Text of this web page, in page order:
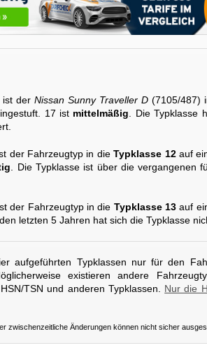
ist der Nissan Sunny Traveller D (7105/487)
17 ist mittelmäßig . Die Typklasse
der Fahrzeugtyp in dieTypklasse 12auf
. Die Typklasse ist über die vergangenen
der Fahrzeugtyp in die Typklasse 13 auf
letzten 5 Jahren hat sich die Typklasse
aufgeführten Typklassen nur für den
existieren andere
TSN und anderen Typklassen. Nur die
zwischenzeitliche Änderungen können nicht sicher